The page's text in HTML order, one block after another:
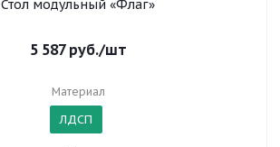
Стол модульный «Флаг»
5 587руб./шт
Материал
ЛДСП